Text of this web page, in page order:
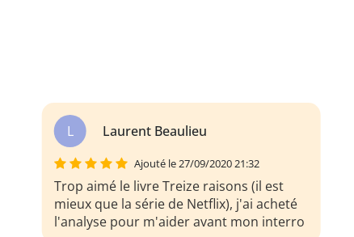
L Laurent Beaulieu
Ajouté le 27/09/2020 21:32
Trop aimé le livre Treize raisons (il est
mieux que la série de Netflix), j'ai acheté
l'analyse pour m'aider avant mon interro